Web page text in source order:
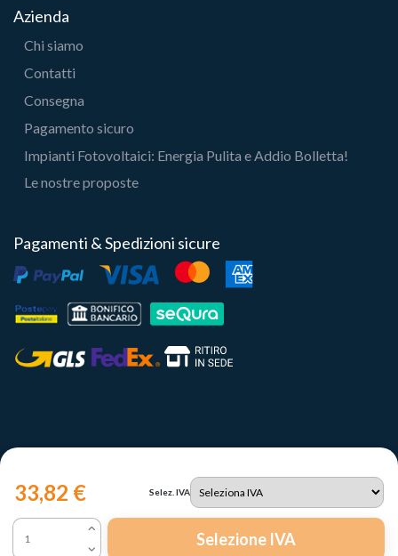
33,82 € Selez. IVA
Selezione IVA
Azienda
Chi siamo
Contatti
Consegna
Pagamento sicuro
Impianti Fotovoltaici: Energia Pulita e Addio Bolletta!
Le nostre proposte
Pagamenti & Spedizioni sicure
Copyright 2023 | Il Portale del Sole Srl - P.IVA IT12731330960
Le tue preferenze relative alla privacy